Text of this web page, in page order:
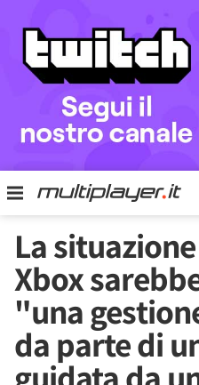
La
Xbox
"una
da parte di